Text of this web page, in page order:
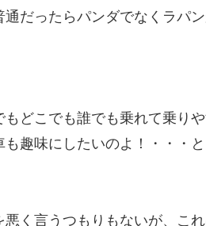
だったらパンダでなくラパン
もどこでも誰でも乗れて乗り
趣味にしたいのよ！・・・
悪く言うつもりもないが、